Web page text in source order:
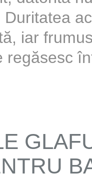
iar
regăsesc